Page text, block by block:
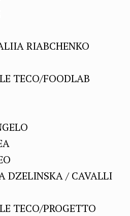
RIABCHENKO
TECO/FOODLAB
DZELINSKA / CAVALLI
TECO/PROGETTO